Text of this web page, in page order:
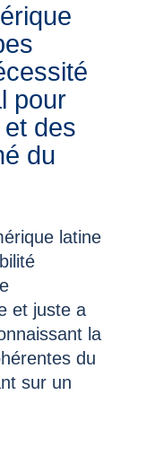
pour
des
du
latine
et juste a
la
du
sur un